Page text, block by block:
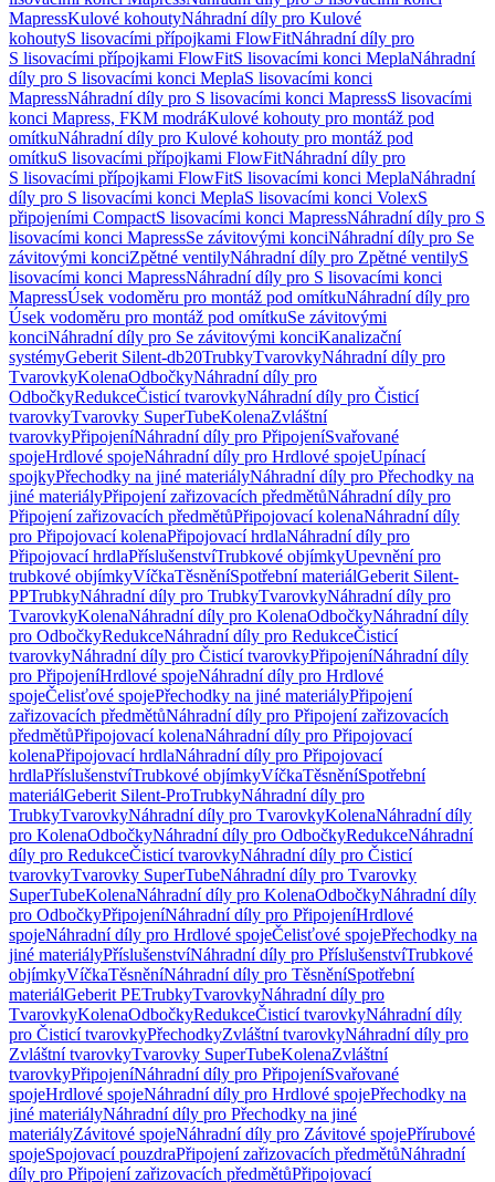
MapressKulové kohoutyNáhradní díly pro Kulové
kohoutyS lisovacími přípojkami FlowFitNáhradní díly pro
S lisovacími přípojkami FlowFitS lisovacími konci MeplaNáhradní
díly pro S lisovacími konci MeplaS lisovacími konci
MapressNáhradní díly pro S lisovacími konci MapressS lisovacími
konci Mapress, FKM modráKulové kohouty pro montáž pod
omítkuNáhradní díly pro Kulové kohouty pro montáž pod
omítkuS lisovacími přípojkami FlowFitNáhradní díly pro
S lisovacími přípojkami FlowFitS lisovacími konci MeplaNáhradní
díly pro S lisovacími konci MeplaS lisovacími konci VolexS
připojeními CompactS lisovacími konci MapressNáhradní díly pro S
lisovacími konci MapressSe závitovými konciNáhradní díly pro Se
závitovými konciZpětné ventilyNáhradní díly pro Zpětné ventilyS
lisovacími konci MapressNáhradní díly pro S lisovacími konci
MapressÚsek vodoměru pro montáž pod omítkuNáhradní díly pro
Úsek vodoměru pro montáž pod omítkuSe závitovými
konciNáhradní díly pro Se závitovými konciKanalizační
systémyGeberit Silent-db20TrubkyTvarovkyNáhradní díly pro
TvarovkyKolenaOdbočkyNáhradní díly pro
OdbočkyRedukceČisticí tvarovkyNáhradní díly pro Čisticí
tvarovkyTvarovky SuperTubeKolenaZvláštní
tvarovkyPřipojeníNáhradní díly pro PřipojeníSvařované
spojeHrdlové spojeNáhradní díly pro Hrdlové spojeUpínací
spojkyPřechodky na jiné materiályNáhradní díly pro Přechodky na
jiné materiályPřipojení zařizovacích předmětůNáhradní díly pro
Připojení zařizovacích předmětůPřipojovací kolenaNáhradní díly
pro Připojovací kolenaPřipojovací hrdlaNáhradní díly pro
Připojovací hrdlaPříslušenstvíTrubkové objímkyUpevnění pro
trubkové objímkyVíčkaTěsněníSpotřební materiálGeberit Silent-
PPTrubkyNáhradní díly pro TrubkyTvarovkyNáhradní díly pro
TvarovkyKolenaNáhradní díly pro KolenaOdbočkyNáhradní díly
pro OdbočkyRedukceNáhradní díly pro RedukceČisticí
tvarovkyNáhradní díly pro Čisticí tvarovkyPřipojeníNáhradní díly
pro PřipojeníHrdlové spojeNáhradní díly pro Hrdlové
spojeČelisťové spojePřechodky na jiné materiályPřipojení
zařizovacích předmětůNáhradní díly pro Připojení zařizovacích
předmětůPřipojovací kolenaNáhradní díly pro Připojovací
kolenaPřipojovací hrdlaNáhradní díly pro Připojovací
hrdlaPříslušenstvíTrubkové objímkyVíčkaTěsněníSpotřební
materiálGeberit Silent-ProTrubkyNáhradní díly pro
TrubkyTvarovkyNáhradní díly pro TvarovkyKolenaNáhradní díly
pro KolenaOdbočkyNáhradní díly pro OdbočkyRedukceNáhradní
díly pro RedukceČisticí tvarovkyNáhradní díly pro Čisticí
tvarovkyTvarovky SuperTubeNáhradní díly pro Tvarovky
SuperTubeKolenaNáhradní díly pro KolenaOdbočkyNáhradní díly
pro OdbočkyPřipojeníNáhradní díly pro PřipojeníHrdlové
spojeNáhradní díly pro Hrdlové spojeČelisťové spojePřechodky na
jiné materiályPříslušenstvíNáhradní díly pro PříslušenstvíTrubkové
objímkyVíčkaTěsněníNáhradní díly pro TěsněníSpotřební
materiálGeberit PETrubkyTvarovkyNáhradní díly pro
TvarovkyKolenaOdbočkyRedukceČisticí tvarovkyNáhradní díly
pro Čisticí tvarovkyPřechodkyZvláštní tvarovkyNáhradní díly pro
Zvláštní tvarovkyTvarovky SuperTubeKolenaZvláštní
tvarovkyPřipojeníNáhradní díly pro PřipojeníSvařované
spojeHrdlové spojeNáhradní díly pro Hrdlové spojePřechodky na
jiné materiályNáhradní díly pro Přechodky na jiné
materiályZávitové spojeNáhradní díly pro Závitové spojePřírubové
spojeSpojovací pouzdraPřipojení zařizovacích předmětůNáhradní
díly pro Připojení zařizovacích předmětůPřipojovací